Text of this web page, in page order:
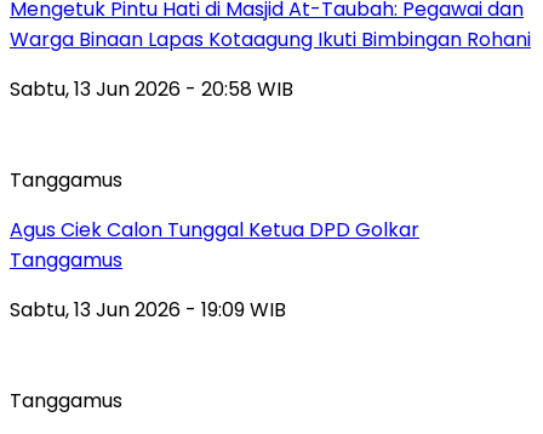
Mengetuk Pintu Hati di Masjid At-Taubah: Pegawai dan
Warga Binaan Lapas Kotaagung Ikuti Bimbingan Rohani
Sabtu, 13 Jun 2026 - 20:58 WIB
Tanggamus
Agus Ciek Calon Tunggal Ketua DPD Golkar
Tanggamus
Sabtu, 13 Jun 2026 - 19:09 WIB
Tanggamus